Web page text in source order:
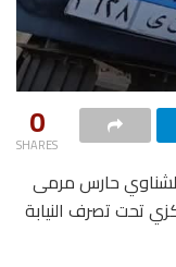
0
SHARES
حارس مرمى
تحت تصرف النيابة